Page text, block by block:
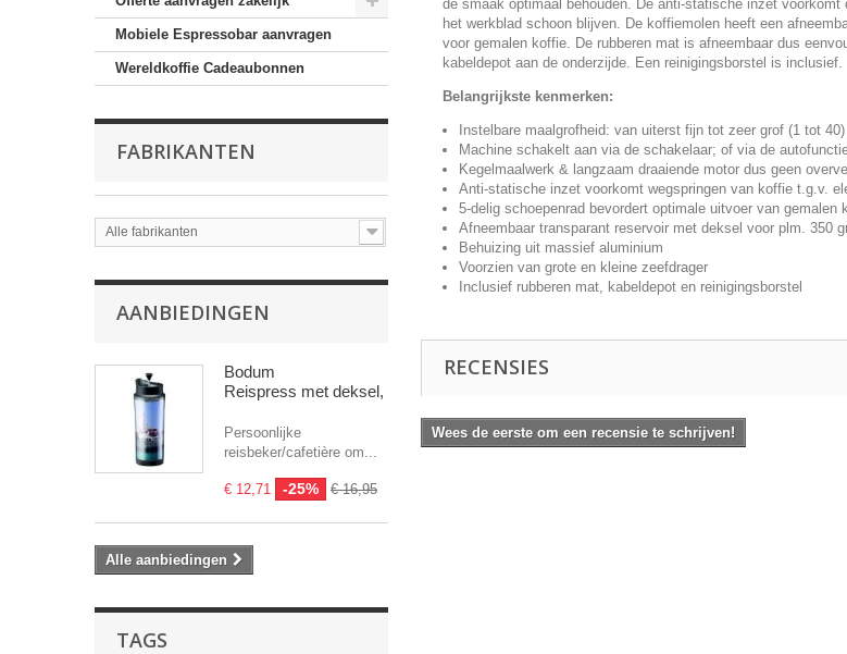
Mobiele Espressobar aanvragen
Wereldkoffie Cadeaubonnen
FABRIKANTEN
Alle fabrikanten
AANBIEDINGEN
Bodum
Reispress met deksel, 0.45 l
Persoonlijke
reisbeker/cafetière om...
€ 12,71 -25% € 16,95
Alle aanbiedingen
TAGS
de smaak optimaal behouden. De anti-statische inzet
het werkblad schoon blijven. De koffiemolen heeft een
voor gemalen koffie. De rubberen mat is afneembaar dus
kabeldepot aan de onderzijde. Een reinigingsborstel is inclusief.
Belangrijkste kenmerken:
Instelbare maalgrofheid: van uiterst fijn tot zeer grof (1 tot 40)
Machine schakelt aan via de schakelaar; of via de
Kegelmaalwerk & langzaam draaiende motor dus geen
Anti-statische inzet voorkomt wegspringen van koffie t.g.v.
5-delig schoepenrad bevordert optimale uitvoer van gemalen
Afneembaar transparant reservoir met deksel voor plm. 350
Behuizing uit massief aluminium
Voorzien van grote en kleine zeefdrager
Inclusief rubberen mat, kabeldepot en reinigingsborstel
RECENSIES
Wees de eerste om een recensie te schrijven!